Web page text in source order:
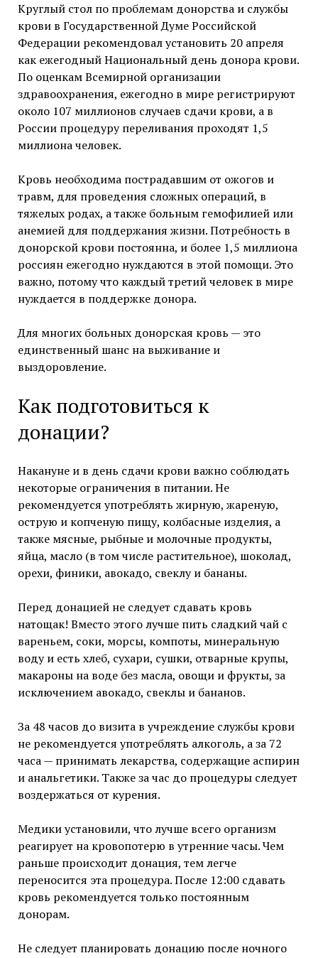
Круглый стол по проблемам донорства и службы
крови в Государственной Думе Российской
Федерации рекомендовал установить 20 апреля
как ежегодный Национальный день донора крови.
По оценкам Всемирной организации
здравоохранения, ежегодно в мире регистрируют
около 107 миллионов случаев сдачи крови, а в
России процедуру переливания проходят 1,5
миллиона человек.
Кровь необходима пострадавшим от ожогов и
травм, для проведения сложных операций, в
тяжелых родах, а также больным гемофилией или
анемией для поддержания жизни. Потребность в
донорской крови постоянна, и более 1,5 миллиона
россиян ежегодно нуждаются в этой помощи. Это
важно, потому что каждый третий человек в мире
нуждается в поддержке донора.
Для многих больных донорская кровь — это
единственный шанс на выживание и
выздоровление.
Как подготовиться к
донации?
Накануне и в день сдачи крови важно соблюдать
некоторые ограничения в питании. Не
рекомендуется употреблять жирную, жареную,
острую и копченую пищу, колбасные изделия, а
также мясные, рыбные и молочные продукты,
яйца, масло (в том числе растительное), шоколад,
орехи, финики, авокадо, свеклу и бананы.
Перед донацией не следует сдавать кровь
натощак! Вместо этого лучше пить сладкий чай с
вареньем, соки, морсы, компоты, минеральную
воду и есть хлеб, сухари, сушки, отварные крупы,
макароны на воде без масла, овощи и фрукты, за
исключением авокадо, свеклы и бананов.
За 48 часов до визита в учреждение службы крови
не рекомендуется употреблять алкоголь, а за 72
часа — принимать лекарства, содержащие аспирин
и анальгетики. Также за час до процедуры следует
воздержаться от курения.
Медики установили, что лучше всего организм
реагирует на кровопотерю в утренние часы. Чем
раньше происходит донация, тем легче
переносится эта процедура. После 12:00 сдавать
кровь рекомендуется только постоянным
донорам.
Не следует планировать донацию после ночного